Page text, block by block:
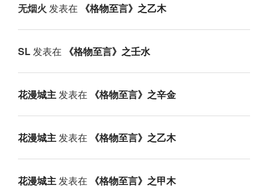
无烟火 发表在 《格物至言》之乙木
SL发表在 《格物至言》之壬水
花漫城主发表在 《格物至言》之辛金
花漫城主发表在 《格物至言》之乙木
花漫城主发表在 《格物至言》之甲木